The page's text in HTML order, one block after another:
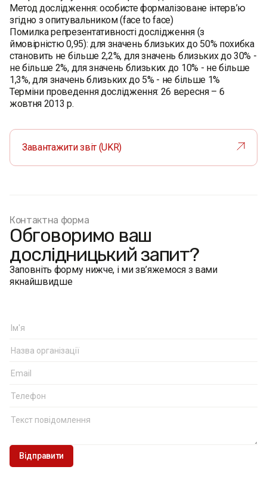
Метод дослідження: особисте формалізоване інтерв’ю
згідно з опитувальником (face to face)
Помилка репрезентативності дослідження (з
ймовірністю 0,95): для значень близьких до 50% похибка
становить не більше 2,2%, для значень близьких до 30% -
не більше 2%, для значень близьких до 10% - не більше
1,3%, для значень близьких до 5% - не більше 1%
Терміни проведення дослідження: 26 вересня – 6
жовтня 2013 р.
Завантажити звіт (UKR)
Контактна форма
Обговоримо ваш
дослідницький запит?
Заповніть форму нижче, і ми зв’яжемося з вами
якнайшвидше